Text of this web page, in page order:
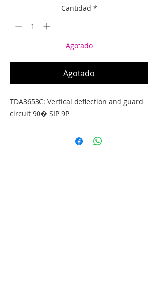
Cantidad *
Agotado
Agotado
TDA3653C: Vertical deflection and guard
circuit 90� SIP 9P